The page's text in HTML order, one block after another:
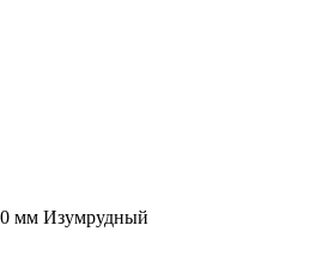
мм Изумрудный